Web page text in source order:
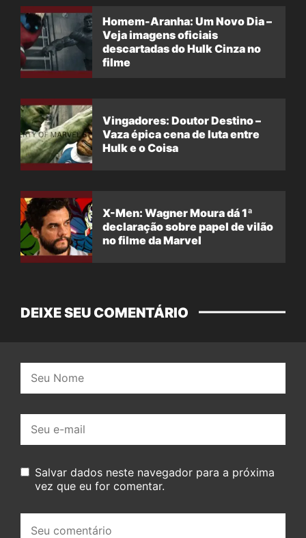
Homem-Aranha: Um Novo Dia –
Veja imagens oficiais
descartadas do Hulk Cinza no
filme
Vingadores: Doutor Destino –
Vaza épica cena de luta entre
Hulk e o Coisa
X-Men: Wagner Moura dá 1ª
declaração sobre papel de vilão
no filme da Marvel
DEIXE SEU COMENTÁRIO
mail:
Salvar dados neste navegador para a próxima
vez que eu for comentar.
comentário: